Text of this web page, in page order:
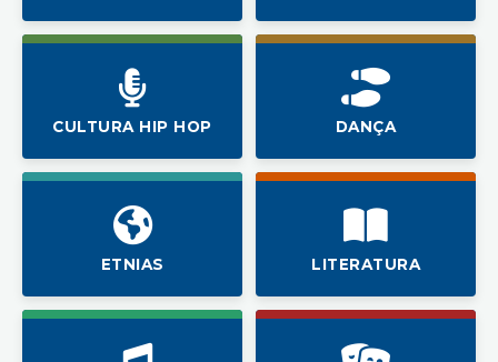
CULTURA HIP HOP DANÇA
ETNIAS LITERATURA